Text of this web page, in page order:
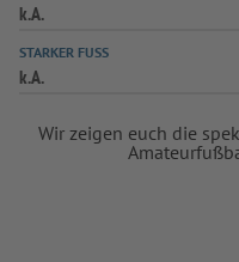
k.A.
STARKER FUSS
k.A.
Wir zeigen euch die